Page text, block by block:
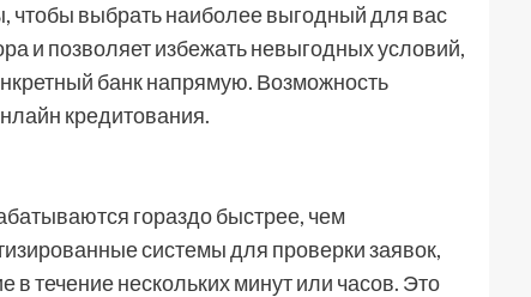
чтобы выбрать наиболее выгодный для вас
и позволяет избежать невыгодных условий,
банк напрямую. Возможность
кредитования.
гораздо быстрее, чем
системы для проверки заявок,
течение нескольких минут или часов. Это